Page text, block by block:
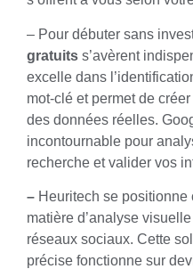
– Pour débuter sans
gratuits s’avèrent
excelle dans
mot-clé et permet de
des données réelles.
incontournable pour
recherche et valider vos
– Heuritech se positionne
matière d’analyse
réseaux sociaux. Cette
précise fonctionne sur